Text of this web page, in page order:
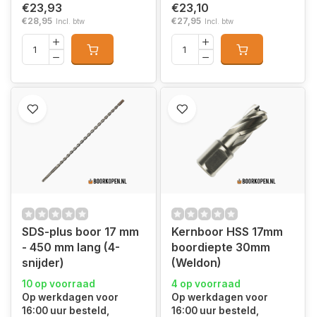
€23,93
€28,95 Incl. btw
€23,10
€27,95 Incl. btw
SDS-plus boor 17 mm
- 450 mm lang (4-
snijder)
10 op voorraad
Op werkdagen voor
16:00 uur besteld,
Kernboor HSS 17mm
boordiepte 30mm
(Weldon)
4 op voorraad
Op werkdagen voor
16:00 uur besteld,